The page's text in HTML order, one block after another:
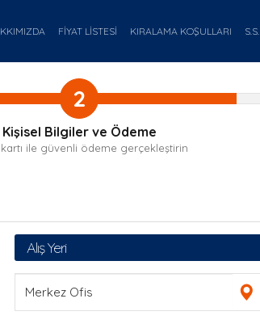
FİYAT LİSTESİ KIRALAMA KOŞULLARI
2
Kişisel Bilgiler ve Ödeme
ile güvenli ödeme gerçekleştirin
Alış Yeri